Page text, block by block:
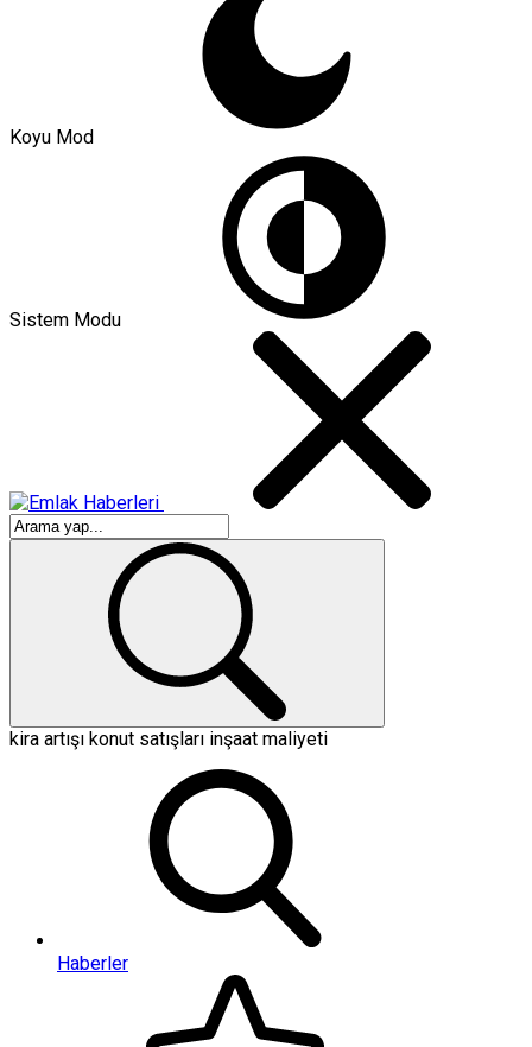
Koyu Mod
Sistem Modu
kira artışı konut satışları inşaat maliyeti
Haberler